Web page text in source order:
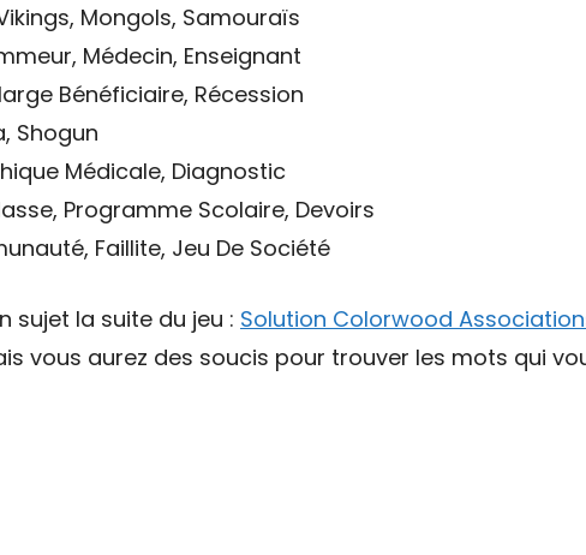
Mongols, Samouraïs
Médecin, Enseignant
Bénéficiaire, Récession
Shogun
Médicale, Diagnostic
Programme Scolaire, Devoirs
Faillite, Jeu De Société
sujet la suite du jeu : Solution Colorwood
vous aurez des soucis pour trouver les mots qui